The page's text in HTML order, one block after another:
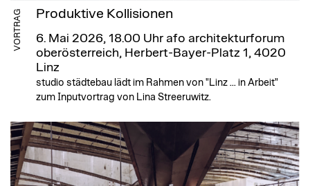
VORTRAG Produktive Kollisionen
6. Mai 2026, 18.00 Uhr afo architekturforum
oberösterreich, Herbert-Bayer-Platz 1, 4020
Linz
studio städtebau lädt im Rahmen von "Linz ... in Arbeit"
zum Inputvortrag von Lina Streeruwitz.